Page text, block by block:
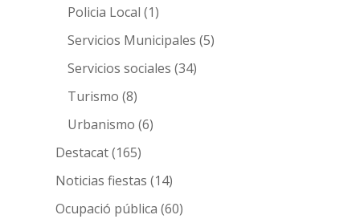
Policia Local (1)
Servicios Municipales (5)
Servicios sociales (34)
Turismo (8)
Urbanismo (6)
Destacat(165)
Noticias fiestas (14)
Ocupació pública (60)